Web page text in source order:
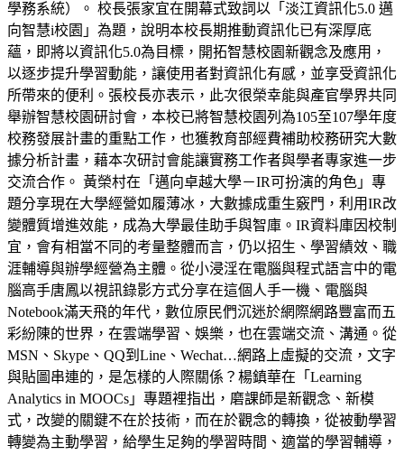
學務系統）。 校長張家宜在開幕式致詞以「淡江資訊化5.0 邁
向智慧i校園」為題，說明本校長期推動資訊化已有深厚底
蘊，即將以資訊化5.0為目標，開拓智慧校園新觀念及應用，
以逐步提升學習動能，讓使用者對資訊化有感，並享受資訊化
所帶來的便利。張校長亦表示，此次很榮幸能與產官學界共同
舉辦智慧校園研討會，本校已將智慧校園列為105至107學年度
校務發展計畫的重點工作，也獲教育部經費補助校務研究大數
據分析計畫，藉本次研討會能讓實務工作者與學者專家進一步
交流合作。 黃榮村在「邁向卓越大學－IR可扮演的角色」專
題分享現在大學經營如履薄冰，大數據成重生竅門，利用IR改
變體質增進效能，成為大學最佳助手與智庫。IR資料庫因校制
宜，會有相當不同的考量整體而言，仍以招生、學習績效、職
涯輔導與辦學經營為主體。從小浸淫在電腦與程式語言中的電
腦高手唐鳳以視訊錄影方式分享在這個人手一機、電腦與
Notebook滿天飛的年代，數位原民們沉迷於網際網路豐富而五
彩紛陳的世界，在雲端學習、娛樂，也在雲端交流、溝通。從
MSN、Skype、QQ到Line、Wechat…網路上虛擬的交流，文字
與貼圖串連的，是怎樣的人際關係？楊鎮華在「Learning
Analytics in MOOCs」專題裡指出，磨課師是新觀念、新模
式，改變的關鍵不在於技術，而在於觀念的轉換，從被動學習
轉變為主動學習，給學生足夠的學習時間、適當的學習輔導，